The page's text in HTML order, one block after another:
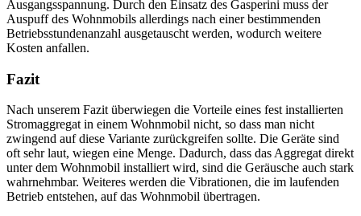
Ausgangsspannung. Durch den Einsatz des Gasperini muss der
Auspuff des Wohnmobils allerdings nach einer bestimmenden
Betriebsstundenanzahl ausgetauscht werden, wodurch weitere
Kosten anfallen.
Fazit
Nach unserem Fazit überwiegen die Vorteile eines fest installierten
Stromaggregat in einem Wohnmobil nicht, so dass man nicht
zwingend auf diese Variante zurückgreifen sollte. Die Geräte sind
oft sehr laut, wiegen eine Menge. Dadurch, dass das Aggregat direkt
unter dem Wohnmobil installiert wird, sind die Geräusche auch stark
wahrnehmbar. Weiteres werden die Vibrationen, die im laufenden
Betrieb entstehen, auf das Wohnmobil übertragen.